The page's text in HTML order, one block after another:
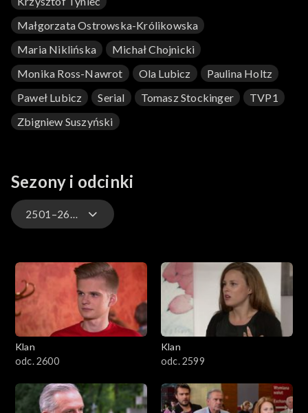
Małgorzata Ostrowska-Królikowska
Maria Niklińska
Michał Chojnicki
Monika Ross-Nawrot
Ola Lubicz
Paulina Holtz
Paweł Lubicz
Serial Tomasz Stockinger
TVP1
Zbigniew Suszyński
Sezony i odcinki
2501–2600
4601–4700
4501–4600
4401–4500
4301–4400
Klan
odc. 2600
Klan
odc. 2599